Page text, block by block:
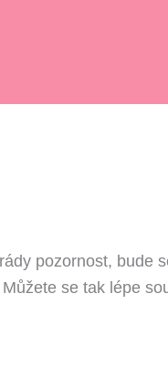
pozornost, bude
se tak lépe